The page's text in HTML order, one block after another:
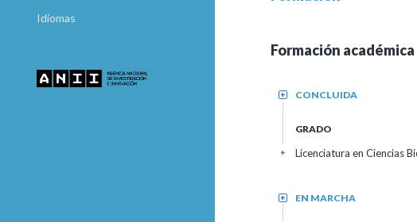
Idiomas
Formación académica
CONCLUIDA
+
GRADO
Licenciatura en Ciencias
+
EN MARCHA
+